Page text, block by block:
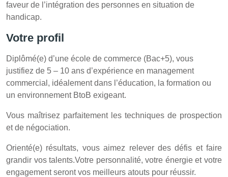
faveur de l’intégration des personnes en situation de
handicap.
Votre profil
Diplômé(e) d’une école de commerce (Bac+5), vous
justifiez de 5 – 10 ans d’expérience en management
commercial, idéalement dans l’éducation, la formation ou
un environnement BtoB exigeant.
Vous maîtrisez parfaitement les techniques de prospection
et de négociation.
Orienté(e) résultats, vous aimez relever des défis et faire
grandir vos talents.Votre personnalité, votre énergie et votre
engagement seront vos meilleurs atouts pour réussir.